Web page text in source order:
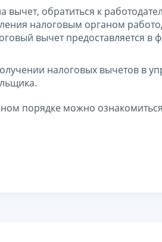
обратиться к
налоговым органом
вычет предоставляется
налоговых вычетов в
порядке можно